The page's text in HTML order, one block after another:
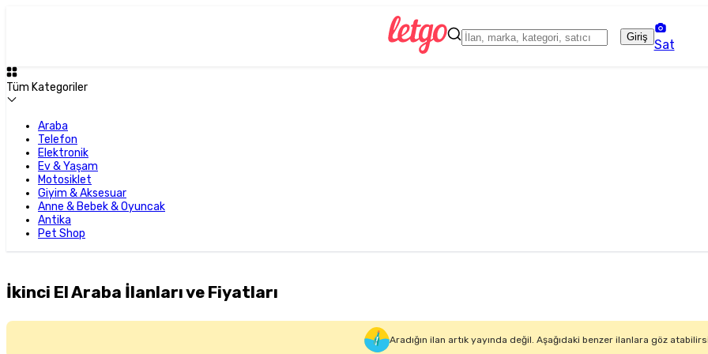
Giriş
Sat
Tüm Kategoriler
Araba
Telefon
Elektronik
Ev & Yaşam
Motosiklet
Giyim & Aksesuar
Anne & Bebek & Oyuncak
Antika
Pet Shop
İkinci El Araba İlanları ve Fiyatları
Aradığın ilan artık yayında değil. Aşağıdaki benzer ilanlara göz